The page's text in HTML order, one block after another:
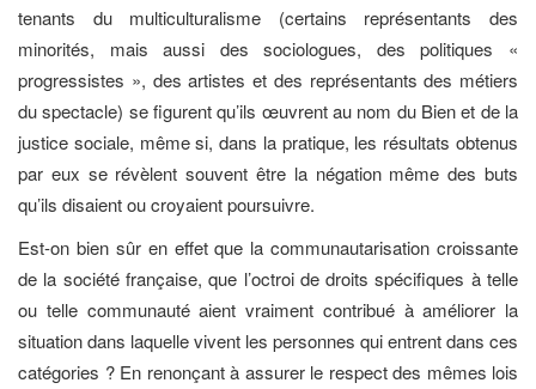
tenants du multiculturalisme (certains représentants des
minorités, mais aussi des sociologues, des politiques «
progressistes », des artistes et des représentants des métiers
du spectacle) se figurent qu’ils œuvrent au nom du Bien et de la
justice sociale, même si, dans la pratique, les résultats obtenus
par eux se révèlent souvent être la négation même des buts
qu’ils disaient ou croyaient poursuivre.
Est-on bien sûr en effet que la communautarisation croissante
de la société française, que l’octroi de droits spécifiques à telle
ou telle communauté aient vraiment contribué à améliorer la
situation dans laquelle vivent les personnes qui entrent dans ces
catégories ? En renonçant à assurer le respect des mêmes lois